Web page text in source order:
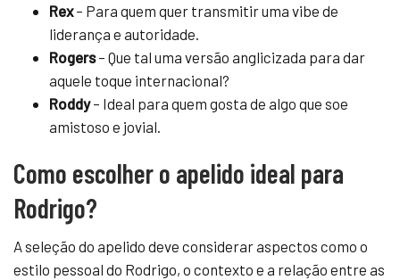
Rex– Para quem quer transmitir uma vibe de
liderança e autoridade.
Rogers– Que tal uma versão anglicizada para dar
aquele toque internacional?
Roddy– Ideal para quem gosta de algo que soe
amistoso e jovial.
Como escolher o apelido ideal para
Rodrigo?
A seleção do apelido deve considerar aspectos como o
estilo pessoal do Rodrigo, o contexto e a relação entre as